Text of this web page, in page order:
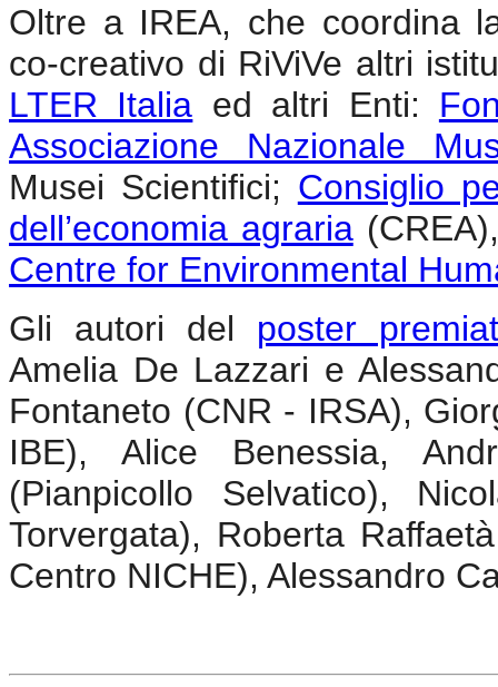
Oltre a IREA, che coordina
co-creativo di RiViVe altri
LTER Italia ed altri Enti:
Associazione Nazionale
Musei Scientifici; Consiglio
dell’economia agraria
Centre for Environmental
Gli autori del poster
Amelia De Lazzari e
Fontaneto (CNR - IRSA),
IBE), Alice Benessia,
(Pianpicollo Selvatico),
Torvergata), Roberta
Centro NICHE), Alessandro